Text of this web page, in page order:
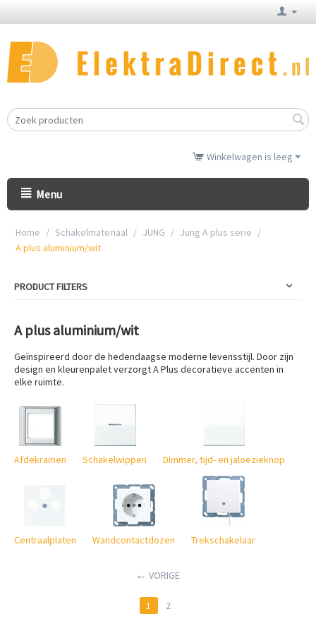
Winkelwagen is leeg
Menu
Home / Schakelmateriaal / JUNG / Jung A plus serie /
A plus aluminium/wit
PRODUCT FILTERS
A plus aluminium/wit
Geïnspireerd door de hedendaagse moderne levensstijl. Door zijn
design en kleurenpalet verzorgt A Plus decoratieve accenten in
elke ruimte.
Afdekramen Schakelwippen Dimmer, tijd- en jaloezieknop
Centraalplaten Wandcontactdozen Trekschakelaar
VORIGE
1 2